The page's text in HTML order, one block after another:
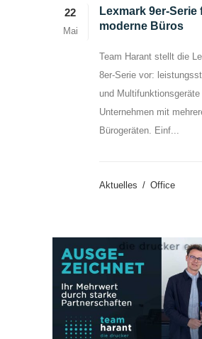
22
Mai
Lexmark 9er-Serie
moderne Büros
Team Harant stellt die
8er-Serie vor:
und Multifunktionsgeräte
Unternehmen mit
Bürogeräten. Einf...
Aktuelles Office